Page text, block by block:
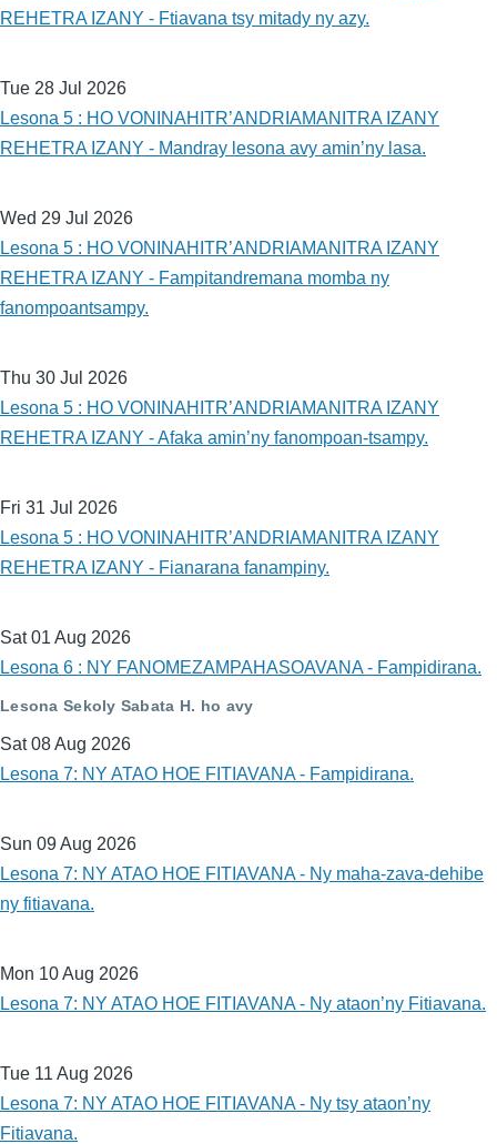
REHETRA IZANY - Ftiavana tsy mitady ny azy.
Tue 28 Jul 2026
Lesona 5 : HO VONINAHITR’ANDRIAMANITRA IZANY
REHETRA IZANY - Mandray lesona avy amin’ny lasa.
Wed 29 Jul 2026
Lesona 5 : HO VONINAHITR’ANDRIAMANITRA IZANY
REHETRA IZANY - Fampitandremana momba ny
fanompoantsampy.
Thu 30 Jul 2026
Lesona 5 : HO VONINAHITR’ANDRIAMANITRA IZANY
REHETRA IZANY - Afaka amin’ny fanompoan-tsampy.
Fri 31 Jul 2026
Lesona 5 : HO VONINAHITR’ANDRIAMANITRA IZANY
REHETRA IZANY - Fianarana fanampiny.
Sat 01 Aug 2026
Lesona 6 : NY FANOMEZAMPAHASOAVANA - Fampidirana.
Lesona Sekoly Sabata H. ho avy
Sat 08 Aug 2026
Lesona 7: NY ATAO HOE FITIAVANA - Fampidirana.
Sun 09 Aug 2026
Lesona 7: NY ATAO HOE FITIAVANA - Ny maha-zava-dehibe
ny fitiavana.
Mon 10 Aug 2026
Lesona 7: NY ATAO HOE FITIAVANA - Ny ataon’ny Fitiavana.
Tue 11 Aug 2026
Lesona 7: NY ATAO HOE FITIAVANA - Ny tsy ataon’ny
Fitiavana.